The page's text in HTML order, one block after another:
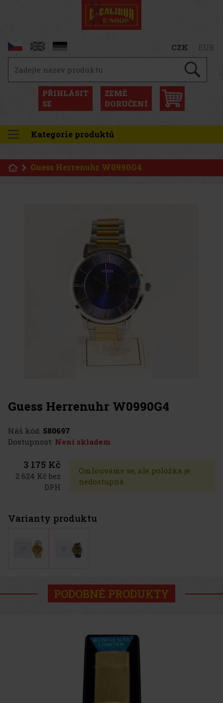
CZK EUR
PŘIHLÁSIT
SE
ZEMĚ
DORUČENÍ
Kategorie produktů
Guess Herrenuhr W0990G4
Guess Herrenuhr W0990G4
Náš kód: 580697
Dostupnost: Není skladem
3 175 Kč
2 624 Kč bez
DPH
Omlouváme se, ale položka je
nedostupná
Varianty produktu
PODOBNÉ PRODUKTY